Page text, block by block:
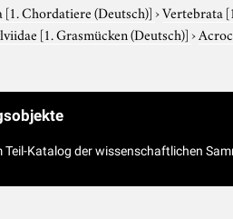
[1. Chordatiere (Deutsch)]›Vertebrata
[1. Grasmücken (Deutsch)]›
Katalog der wissenschaftlichen